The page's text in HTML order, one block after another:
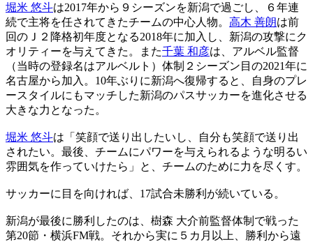
堀米 悠斗は2017年から９シーズンを新潟で過ごし、６年連
続で主将を任されてきたチームの中心人物。 高木 善朗は前
回のＪ２降格初年度となる2018年に加入し、新潟の攻撃にク
オリティーを与えてきた。また千葉 和彦は、アルベル監督
（当時の登録名はアルベルト）体制２シーズン目の2021年に
名古屋から加入。10年ぶりに新潟へ復帰すると、自身のプレ
ースタイルにもマッチした新潟のパスサッカーを進化させる
大きな力となった。
堀米 悠斗は「笑顔で送り出したいし、自分も笑顔で送り出
されたい。最後、チームにパワーを与えられるような明るい
雰囲気を作っていけたら」と、チームのために力を尽くす。
サッカーに目を向ければ、17試合未勝利が続いている。
新潟が最後に勝利したのは、樹森 大介前監督体制で戦った
第20節・横浜FM戦。それから実に５カ月以上、勝利から遠